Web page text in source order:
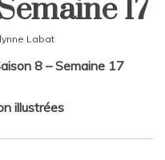
17
Labat
8 – Semaine 17
illustrées